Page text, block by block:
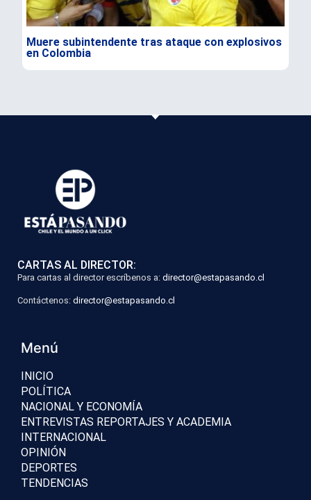
Muere subintendente tras ataque con explosivos
en Colombia
CARTAS AL DIRECTOR:
Para cartas al director escríbenos a: director@estapasando.cl
Contáctenos: director@estapasando.cl
Menú
INICIO
POLÍTICA
NACIONAL Y ECONOMÍA
ENTREVISTAS REPORTAJES Y ACADEMIA
INTERNACIONAL
OPINIÓN
DEPORTES
TENDENCIAS